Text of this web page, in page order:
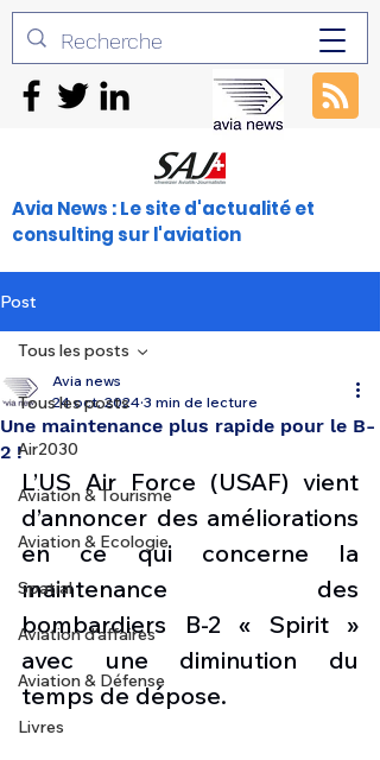
Avia News : Le site d'actualité et
consulting sur l'aviation
Post
Tous les posts
Air2030
Aviation & Tourisme
Aviation & Ecologie
Spatial
Aviation d'affaires
Aviation & Défense
Livres
Tous les posts
Une maintenance plus rapide pour le B-
2 !
Avia news
24 oct. 2024 3 min de lecture
L’US Air Force (USAF) vient
d’annoncer des améliorations
en ce qui concerne la
maintenance des
bombardiers B-2 « Spirit »
avec une diminution du
temps de dépose.